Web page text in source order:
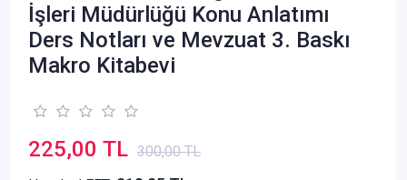
İşleri Müdürlüğü Konu Anlatımı
Ders Notları ve Mevzuat 3. Baskı
Makro Kitabevi
225,00 TL 300,00 TL